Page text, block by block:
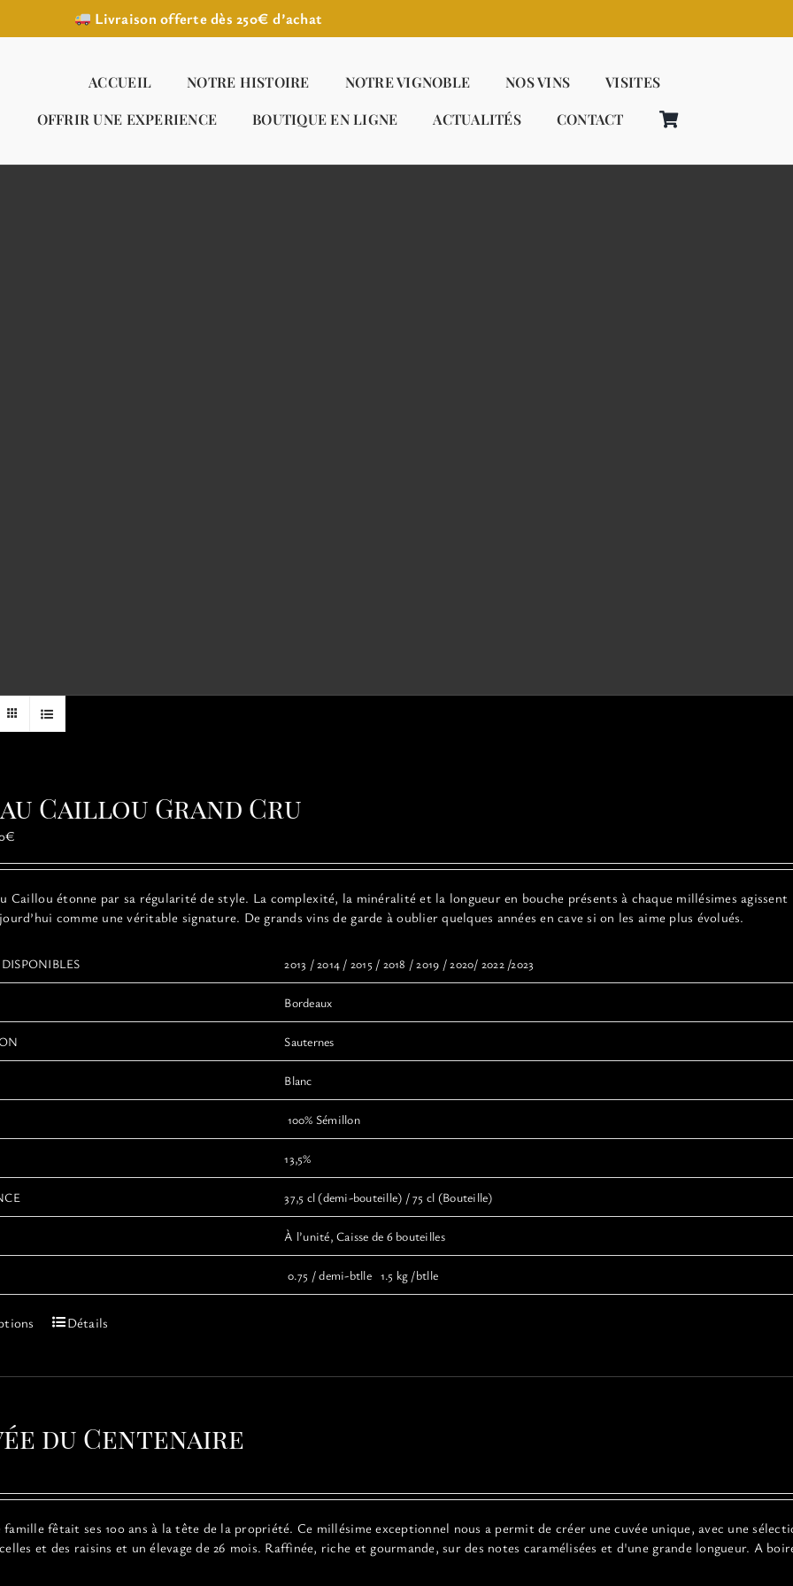
Livraison offerte dès 250€ d’achat
ACCUEIL NOTRE HISTOIRE NOTRE VIGNOBLE NOS VINS
VISITES
OFFRIR UNE EXPERIENCE
BOUTIQUE EN LIGNE ACTUALITÉS CONTACT
Caillou Grand Cru
€
prix :
21,00€
à
Caillou étonne par sa régularité de style. La complexité, la minéralité et la longueur en bouche présents à chaque millésimes agissent
comme une véritable signature. De grands vins de garde à oublier quelques années en cave si on les aime plus évolués.
2013 / 2014 / 2015 / 2018 / 2019 / 2020/ 2022 /2023
Bordeaux
Sauternes
Blanc
100% Sémillon
13,5%
37,5 cl (demi-bouteille) / 75 cl (Bouteille)
À l’unité, Caisse de 6 bouteilles
0.75 / demi-btlle 1.5 kg /btlle
Ce
plusieurs
options
choisies
la
page
Détails
du Centenaire
famille fêtait ses 100 ans à la tête de la propriété. Ce millésime exceptionnel nous a permit de créer une cuvée unique, avec une
et des raisins et un élevage de 26 mois. Raffinée, riche et gourmande, sur des notes caramélisées et d'une grande longueur. A